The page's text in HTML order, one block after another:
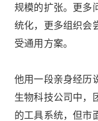
规模的扩张。更多
统化，更多组织会
受通用方案。
他用一段亲身经历
生物科技公司中，
的工具系统，但市